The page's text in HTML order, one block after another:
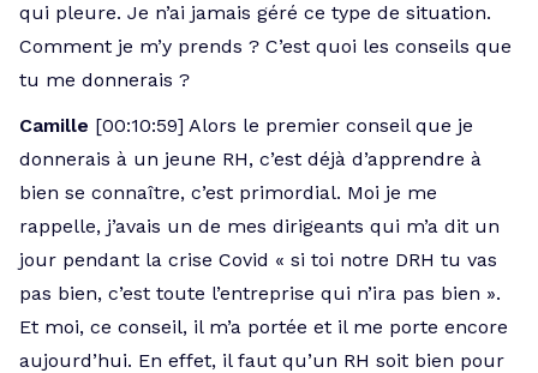
qui pleure. Je n’ai jamais géré ce type de situation.
Comment je m’y prends ? C’est quoi les conseils que
tu me donnerais ?
Camille [00:10:59] Alors le premier conseil que je
donnerais à un jeune RH, c’est déjà d’apprendre à
bien se connaître, c’est primordial. Moi je me
rappelle, j’avais un de mes dirigeants qui m’a dit un
jour pendant la crise Covid « si toi notre DRH tu vas
pas bien, c’est toute l’entreprise qui n’ira pas bien ».
Et moi, ce conseil, il m’a portée et il me porte encore
aujourd’hui. En effet, il faut qu’un RH soit bien pour